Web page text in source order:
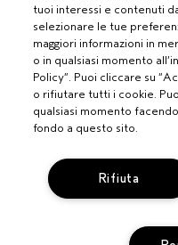
PROFESSIONISTI
DIVENTA UN SALONE
MONITORA IL TUO
tuoi interessi e contenuti
selezionare le tue
maggiori informazioni in
o in qualsiasi momento
Policy”. Puoi cliccare su
o rifiutare tutti i cookie.
qualsiasi momento
fondo a questo sito.
Rifiuta